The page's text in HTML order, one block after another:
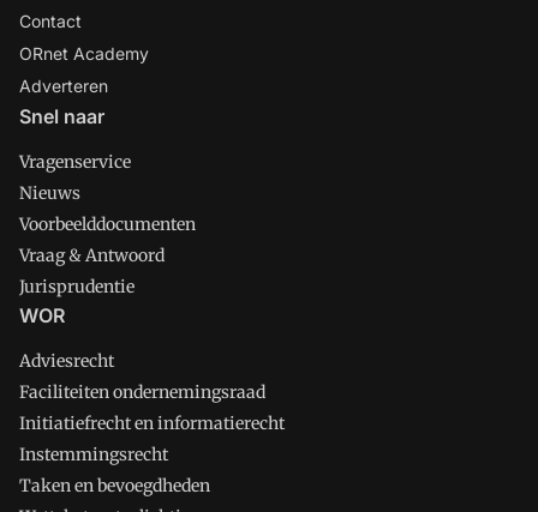
Contact
ORnet Academy
Adverteren
Snel naar
Vragenservice
Nieuws
Voorbeelddocumenten
Vraag & Antwoord
Jurisprudentie
WOR
Adviesrecht
Faciliteiten ondernemingsraad
Initiatiefrecht en informatierecht
Instemmingsrecht
Taken en bevoegdheden